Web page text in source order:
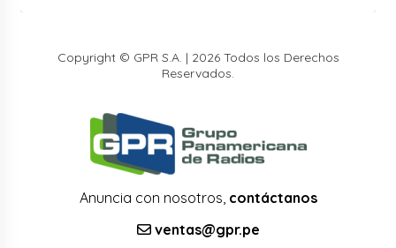
Copyright © GPR S.A. | 2026 Todos los Derechos
Reservados.
Anuncia con nosotros, contáctanos
ventas@gpr.pe